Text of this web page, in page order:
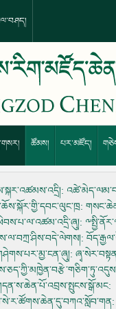
ཚོམས། པར་མཛོད།
:
:
:
:
:
: